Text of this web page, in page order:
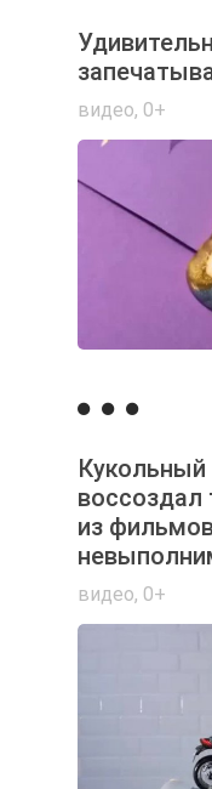
видео, 0+
воссоздал
из
видео, 0+